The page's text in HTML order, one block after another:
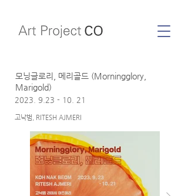
모닝글로리, 메리골드 (Morningglory,
Marigold)
2023. 9.23 - 10. 21
고낙범, RITESH AJMERI